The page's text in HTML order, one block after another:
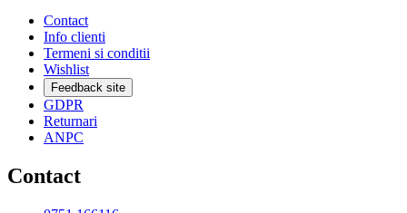
Contact
Info clienti
Termeni si conditii
Wishlist
Feedback site
GDPR
Returnari
ANPC
Contact